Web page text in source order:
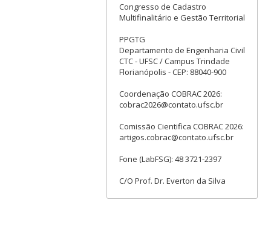
Congresso de Cadastro
Multifinalitário e Gestão Territorial
PPGTG
Departamento de Engenharia Civil
CTC - UFSC / Campus Trindade
Florianópolis - CEP: 88040-900
Coordenação COBRAC 2026:
cobrac2026@contato.ufsc.br
Comissão Cientifica COBRAC 2026:
artigos.cobrac@contato.ufsc.br
Fone (LabFSG): 48 3721-2397
C/O Prof. Dr. Everton da Silva